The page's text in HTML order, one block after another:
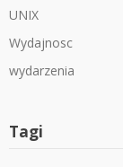
UNIX
Wydajnosc
wydarzenia
Tagi